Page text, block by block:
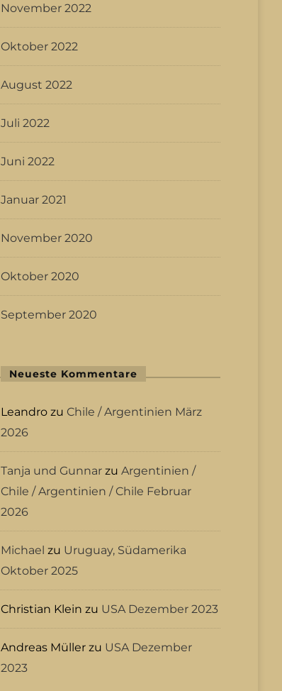
November 2022
Oktober 2022
August 2022
Juli 2022
Juni 2022
Januar 2021
November 2020
Oktober 2020
September 2020
Neueste Kommentare
Leandrozu Chile / Argentinien März
2026
Tanja und Gunnarzu Argentinien /
Chile / Argentinien / Chile Februar
2026
Michael zu Uruguay, Südamerika
Oktober 2025
Christian Klein zu USA Dezember 2023
Andreas Müllerzu USA Dezember
2023